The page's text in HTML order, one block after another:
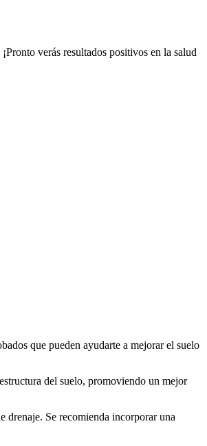
verás resultados positivos en la salud
que pueden ayudarte a mejorar el suelo
del suelo, promoviendo un mejor
drenaje. Se recomienda incorporar una